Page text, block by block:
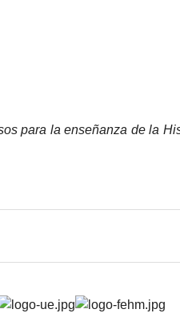
para la enseñanza de la